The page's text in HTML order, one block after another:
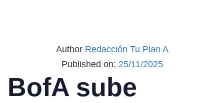
Author Redacción Tu Plan A
Published on: 25/11/2025
BofA sube